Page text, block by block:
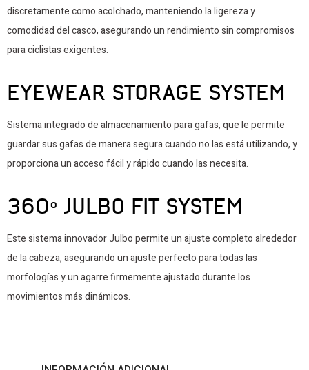
discretamente como acolchado, manteniendo la ligereza y
comodidad del casco, asegurando un rendimiento sin compromisos
para ciclistas exigentes.
EYEWEAR STORAGE SYSTEM
Sistema integrado de almacenamiento para gafas, que le permite
guardar sus gafas de manera segura cuando no las está utilizando, y
proporciona un acceso fácil y rápido cuando las necesita.
360° JULBO FIT SYSTEM
Este sistema innovador Julbo permite un ajuste completo alrededor
de la cabeza, asegurando un ajuste perfecto para todas las
morfologías y un agarre firmemente ajustado durante los
movimientos más dinámicos.